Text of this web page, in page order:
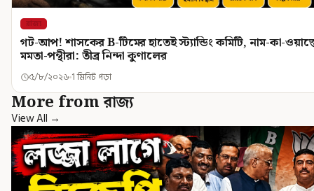
রাজ্য
গট-আপ! শাসকের B-টিমের হাতেই স্ট্যান্ডিং কমিটি, নাম-কা-
মমতা-পন্থীরা: তীব্র নিন্দা কুণালের
৫/৮/২০২৬ 1 মিনিট পড়া
More from রাজ্য
View All →